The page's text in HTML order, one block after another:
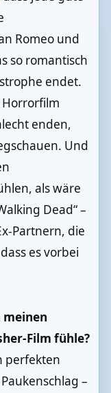
Romeo und
so romantisch
endet.
Horrorfilm
enden,
Und
als wäre
Dead“ –
Partnern, die
es vorbei
meinen
Film fühle?
perfekten
–